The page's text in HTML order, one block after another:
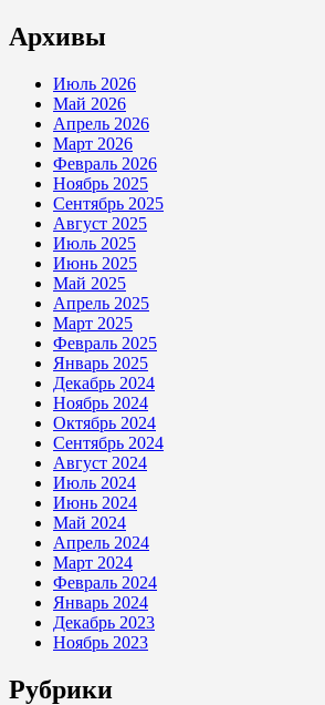
Архивы
Июль 2026
Май 2026
Апрель 2026
Март 2026
Февраль 2026
Ноябрь 2025
Сентябрь 2025
Август 2025
Июль 2025
Июнь 2025
Май 2025
Апрель 2025
Март 2025
Февраль 2025
Январь 2025
Декабрь 2024
Ноябрь 2024
Октябрь 2024
Сентябрь 2024
Август 2024
Июль 2024
Июнь 2024
Май 2024
Апрель 2024
Март 2024
Февраль 2024
Январь 2024
Декабрь 2023
Ноябрь 2023
Рубрики